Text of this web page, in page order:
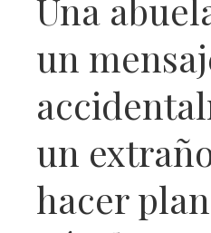
Una
un
un
hacer